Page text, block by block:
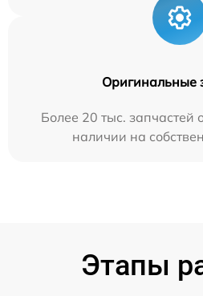
Оригинальные
Более 20 тыс. запчастей
наличии на
Этапы